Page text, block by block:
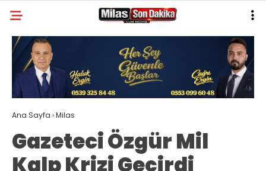
31.4
GALERİ YAZARLAR
MILAS
MUĞLA’DAN
ASAYIŞ
GÜNDEM
Ana Sayfa ›Milas
Gazeteci Özgür Mil
Kalp Krizi Geçirdi